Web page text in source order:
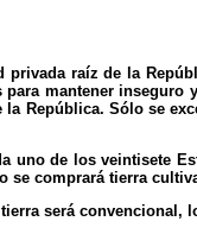
privada raíz de la
mantener
República. Sólo se
uno de los veintisete
se comprará tierra
será